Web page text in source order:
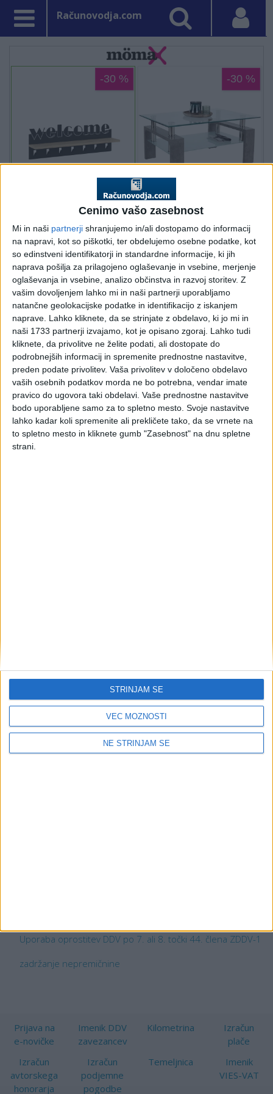
Cenimo vašo zasebnost
Mi in naši partnerji shranjujemo in/ali dostopamo do informacij
na napravi, kot so piškotki, ter obdelujemo osebne podatke, kot
so edinstveni identifikatorji in standardne informacije, ki jih
naprava pošilja za prilagojeno oglaševanje in vsebine, merjenje
oglaševanja in vsebine, analizo občinstva in razvoj storitev. Z
vašim dovoljenjem lahko mi in naši partnerji uporabljamo
natančne geolokacijske podatke in identifikacijo z iskanjem
naprave. Lahko kliknete, da se strinjate z obdelavo, ki jo mi in
naši 1733 partnerji izvajamo, kot je opisano zgoraj. Lahko tudi
kliknete, da privolitve ne želite podati, ali dostopate do
podrobnejših informacij in spremenite prednostne nastavitve,
preden podate privolitev. Vaša privolitev v določeno obdelavo
vaših osebnih podatkov morda ne bo potrebna, vendar imate
pravico do ugovora taki obdelavi. Vaše prednostne nastavitve
bodo uporabljene samo za to spletno mesto. Svoje nastavitve
lahko kadar koli spremenite ali prekličete tako, da se vrnete na
to spletno mesto in kliknete gumb "Zasebnost" na dnu spletne
strani.
VEČ MOŽNOSTI
NE STRINJAM SE
STRINJAM SE
Računovodja.com
obdobje popravka pri
osnovnih sredstvih
Uporaba oprostitev DDV po 7. ali 8. točki 44. člena
ZDDV-1 za zadržanje nepremičnine, za katero je bila
Uporaba oprostitev DDV po 7. ali 8. točki 44. člena ZDDV-1
zadržanje nepremičnine
Prijava na
e-novičke
Imenik DDV
zavezancev
Kilometrina
Izračun
plače
Izračun
avtorskega
honorarja
Izračun
podjemne
pogodbe
Temeljnica
Imenik
VIES-VAT